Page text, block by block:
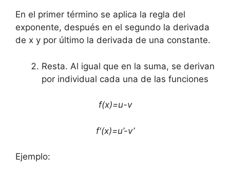
En el primer término se aplica la regla del
exponente, después en el segundo la derivada
de x y por último la derivada de una constante.
Resta. Al igual que en la suma, se derivan
por individual cada una de las funciones
f(x)=u-v
f'(x)=u’-v’
Ejemplo: